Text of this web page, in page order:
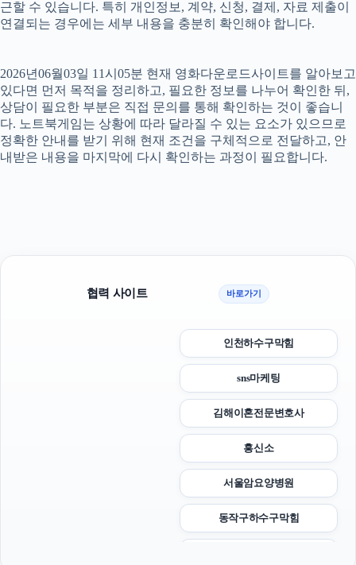
근할 수 있습니다. 특히 개인정보, 계약, 신청, 결제, 자료 제출이
연결되는 경우에는 세부 내용을 충분히 확인해야 합니다.
2026년06월03일 11시05분 현재 영화다운로드사이트를 알아보고
있다면 먼저 목적을 정리하고, 필요한 정보를 나누어 확인한 뒤,
상담이 필요한 부분은 직접 문의를 통해 확인하는 것이 좋습니
다. 노트북게임는 상황에 따라 달라질 수 있는 요소가 있으므로
정확한 안내를 받기 위해 현재 조건을 구체적으로 전달하고, 안
내받은 내용을 마지막에 다시 확인하는 과정이 필요합니다.
협력 사이트 바로가기
인천하수구막힘
sns마케팅
김해이혼전문변호사
흥신소
서울암요양병원
동작구하수구막힘